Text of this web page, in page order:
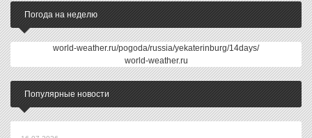
Погода на неделю
world-weather.ru/pogoda/russia/yekaterinburg/14days/
world-weather.ru
Популярные новости